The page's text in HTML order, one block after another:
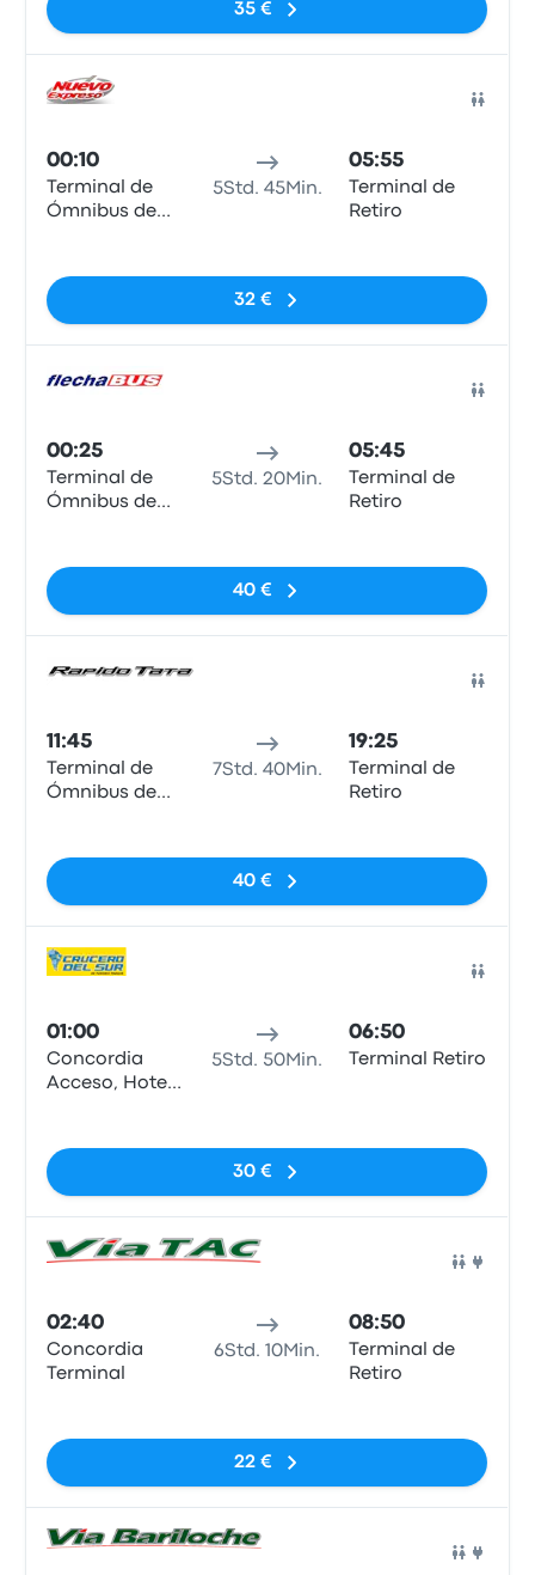
35 €
00:10
Terminal de
Ómnibus de
5Std. 45Min.
05:55
Terminal de
Retiro
32 €
00:25
Terminal de
Ómnibus de
5Std. 20Min.
05:45
Terminal de
Retiro
40 €
11:45
Terminal de
Ómnibus de
7Std. 40Min.
19:25
Terminal de
Retiro
40 €
01:00
Concordia
Acceso, Hotela
5Std. 50Min.
06:50
Terminal Retiro
30 €
02:40
Concordia
Terminal
6Std. 10Min.
08:50
Terminal de
Retiro
22 €